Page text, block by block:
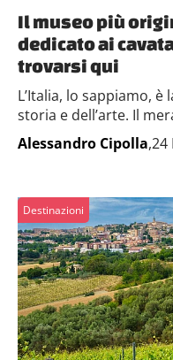
Il museo più
dedicato ai
trovarsi qui
L’Italia, lo sappiamo,
storia e dell’arte. Il
Alessandro Cipolla,24
Destinazioni